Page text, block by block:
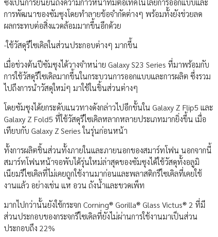
การพัฒนาของซัมซุงโดยทำลายข้อจำกัดต่างๆ พร้อมทั้งยังช่วยลด
ผลกระทบต่อสิ่งแวดล้อมมากขึ้นอีกด้วย
-ใช้วัสดุรีไซเคิลในส่วนประกอบต่างๆ มากขึ้น
เมื่อช่วงต้นปีซัมซุงได้วางจำหน่าย Galaxy S23 Series ที่มาพร้อมกับ
การใช้วัสดุรีไซเคิลมากขึ้นในกระบวนการออกแบบและการผลิต ซึ่งรวม
ไปถึงการนำวัสดุใหม่ๆ มาใช้ในชิ้นส่วนต่างๆ
โดยซัมซุงได้ยกระดับแนวทางดังกล่าวไปอีกขั้นใน Galaxy Z Flip5 และ
Galaxy Z Fold5 ที่ใช้วัสดุรีไซเคิลหลากหลายประเภทมากยิ่งขึ้น เมื่อ
เทียบกับ Galaxy Z Series ในรุ่นก่อนหน้า
ทั้งการผลิตชิ้นส่วนทั้งภายในและภายนอกของสมาร์ทโฟน นอกจากนี้
สมาร์ทโฟนหน้าจอพับได้รุ่นใหม่ล่าสุดของซัมซุงได้ใช้วัสดุทั้งอลูมิ
เนียมรีไซเคิลที่ไม่เคยถูกใช้งานมาก่อนและพลาสติกรีไซเคิลที่เคยใช้
งานแล้ว อย่างเช่น แห อวน ถังน้ำและขวดเพ็ท
มากไปกว่านั้นยังใช้กระจก Corning® Gorilla® Glass Victus® 2 ที่มี
ส่วนประกอบของกระจกรีไซเคิลที่ยังไม่ผ่านการใช้งานมาเป็นส่วน
ประกอบถึง 22%